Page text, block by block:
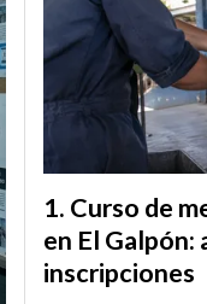
Curso de
en El Galpón:
inscripciones